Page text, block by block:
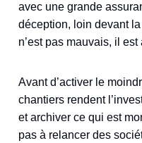
avec une grande
déception, loin devant
n’est pas mauvais, il est
Avant d’activer le
chantiers rendent
et archiver ce qui est
pas à relancer des